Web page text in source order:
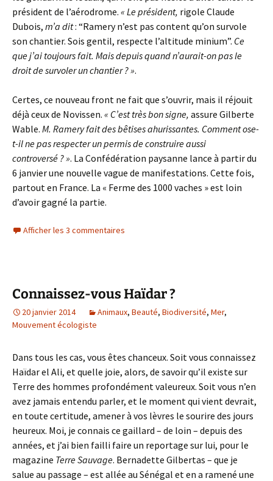
président de l’aérodrome. « Le président, rigole Claude
Dubois, m’a dit: “Ramery n’est pas content qu’on survole
son chantier. Sois gentil, respecte l’altitude minium”. Ce
que j’ai toujours fait. Mais depuis quand n’aurait-on pas le
droit de survoler un chantier ? ».
Certes, ce nouveau front ne fait que s’ouvrir, mais il réjouit
déjà ceux de Novissen. « C’est très bon signe, assure Gilberte
Wable. M. Ramery fait des bêtises ahurissantes. Comment ose-
t-il ne pas respecter un permis de construire aussi
controversé ? ». La Confédération paysanne lance à partir du
6 janvier une nouvelle vague de manifestations. Cette fois,
partout en France. La « Ferme des 1000 vaches » est loin
d’avoir gagné la partie.
Afficher les 3 commentaires
Connaissez-vous Haïdar ?
20 janvier 2014 Animaux, Beauté, Biodiversité, Mer,
Mouvement écologiste
Dans tous les cas, vous êtes chanceux. Soit vous connaissez
Haïdar el Ali, et quelle joie, alors, de savoir qu’il existe sur
Terre des hommes profondément valeureux. Soit vous n’en
avez jamais entendu parler, et le moment qui vient devrait,
en toute certitude, amener à vos lèvres le sourire des jours
heureux. Moi, je connais ce gaillard – de loin – depuis des
années, et j’ai bien failli faire un reportage sur lui, pour le
magazine Terre Sauvage. Bernadette Gilbertas – que je
salue au passage – est allée au Sénégal et en a ramené une